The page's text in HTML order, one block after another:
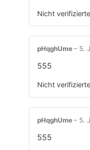
Nicht
pHqghUme– 5.
555
Nicht
pHqghUme– 5.
555